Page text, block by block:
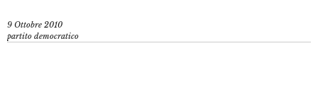
9 Ottobre 2010
partito democratico